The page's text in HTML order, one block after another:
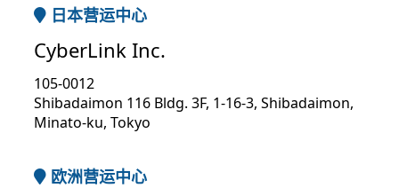
日本营运中心
CyberLink Inc.
105-0012
Shibadaimon 116 Bldg. 3F, 1-16-3, Shibadaimon,
Minato-ku, Tokyo
欧洲营运中心